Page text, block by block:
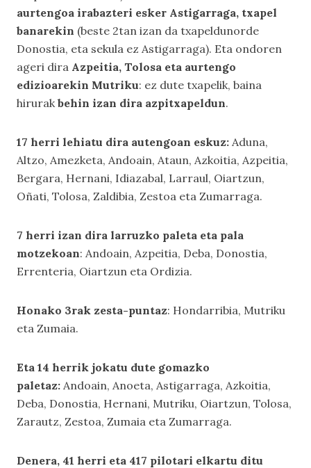
aurtengoa irabazteri esker Astigarraga, txapel
banarekin (beste 2tan izan da txapeldunorde
Donostia, eta sekula ez Astigarraga). Eta ondoren
ageri dira Azpeitia, Tolosa eta aurtengo
edizioarekin Mutriku: ez dute txapelik, baina
hirurakbehin izan dira azpitxapeldun.
17 herri lehiatu dira autengoan eskuz: Aduna,
Altzo, Amezketa, Andoain, Ataun, Azkoitia, Azpeitia,
Bergara, Hernani, Idiazabal, Larraul, Oiartzun,
Oñati, Tolosa, Zaldibia, Zestoa eta Zumarraga.
7 herri izan dira larruzko paleta eta pala
motzekoan: Andoain, Azpeitia, Deba, Donostia,
Errenteria, Oiartzun eta Ordizia.
Honako 3rak zesta-puntaz: Hondarribia, Mutriku
eta Zumaia.
Eta 14 herrik jokatu dute gomazko
paletaz: Andoain, Anoeta, Astigarraga, Azkoitia,
Deba, Donostia, Hernani, Mutriku, Oiartzun, Tolosa,
Zarautz, Zestoa, Zumaia eta Zumarraga.
Denera, 41 herri eta 417 pilotari elkartu ditu